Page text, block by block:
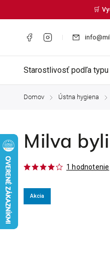
🛒
Starostlivosť podľa typu
Domov / Ústna hygiena /
Milva
1 hodnotenie
Akcia